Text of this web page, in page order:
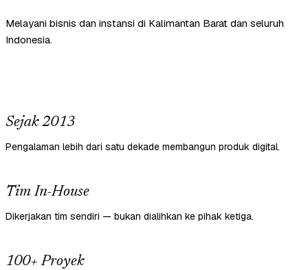
Melayani bisnis dan instansi di Kalimantan Barat dan seluruh
Indonesia.
Sejak 2013
Pengalaman lebih dari satu dekade membangun produk digital.
Tim In-House
Dikerjakan tim sendiri — bukan dialihkan ke pihak ketiga.
100+ Proyek